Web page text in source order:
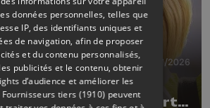
17/07/2026
: 5 ans des
subsides pour le sport
données personnelles, telles que
IP, des identifiants uniques et
de navigation, afin de proposer
et du contenu personnalisés,
publicités et le contenu, obtenir
d’audience et améliorer les
Fournisseurs tiers (1910) peuvent